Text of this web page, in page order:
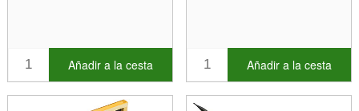
Añadir a la cesta Añadir a la cesta